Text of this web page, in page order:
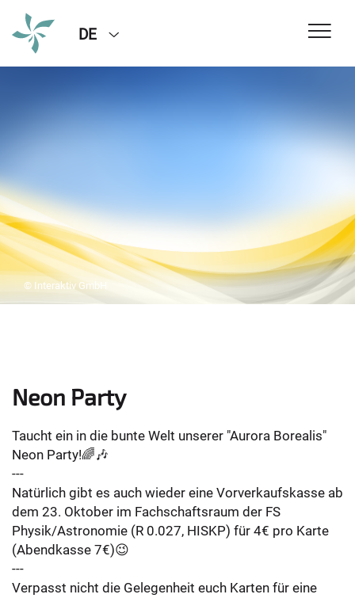
DE
© Interaktiv GmbH
Neon Party
Taucht ein in die bunte Welt unserer "Aurora Borealis"
Neon Party!🌈🎶
---
Natürlich gibt es auch wieder eine Vorverkaufskasse ab
dem 23. Oktober im Fachschaftsraum der FS
Physik/Astronomie (R 0.027, HISKP) für 4€ pro Karte
(Abendkasse 7€)😉
---
Verpasst nicht die Gelegenheit euch Karten für eine